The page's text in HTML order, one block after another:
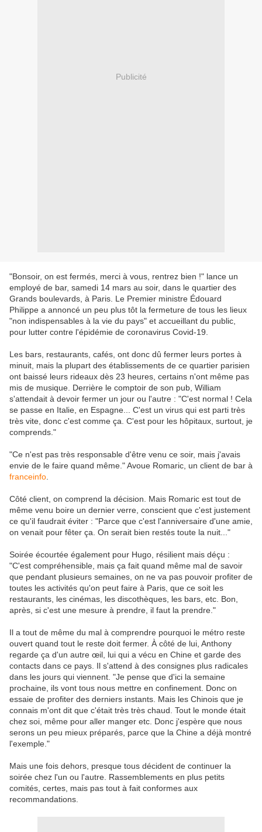
Publicité
"Bonsoir, on est fermés, merci à vous, rentrez bien !" lance un
employé de bar, samedi 14 mars au soir, dans le quartier des
Grands boulevards, à Paris. Le Premier ministre Édouard
Philippe a annoncé un peu plus tôt la fermeture de tous les lieux
"non indispensables à la vie du pays" et accueillant du public,
pour lutter contre l'épidémie de coronavirus Covid-19.
Les bars, restaurants, cafés, ont donc dû fermer leurs portes à
minuit, mais la plupart des établissements de ce quartier parisien
ont baissé leurs rideaux dès 23 heures, certains n'ont même pas
mis de musique. Derrière le comptoir de son pub, William
s'attendait à devoir fermer un jour ou l'autre : "C'est normal ! Cela
se passe en Italie, en Espagne... C'est un virus qui est parti très
très vite, donc c'est comme ça. C'est pour les hôpitaux, surtout, je
comprends."
"Ce n'est pas très responsable d'être venu ce soir, mais j'avais
envie de le faire quand même." Avoue Romaric, un client de bar à
franceinfo
Côté client, on comprend la décision. Mais Romaric est tout de
même venu boire un dernier verre, conscient que c'est justement
ce qu'il faudrait éviter : "Parce que c'est l'anniversaire d'une amie,
on venait pour fêter ça. On serait bien restés toute la nuit..."
Soirée écourtée également pour Hugo, résilient mais déçu :
"C'est compréhensible, mais ça fait quand même mal de savoir
que pendant plusieurs semaines, on ne va pas pouvoir profiter de
toutes les activités qu'on peut faire à Paris, que ce soit les
restaurants, les cinémas, les discothèques, les bars, etc. Bon,
après, si c'est une mesure à prendre, il faut la prendre. "
Il a tout de même du mal à comprendre pourquoi le métro reste
ouvert quand tout le reste doit fermer. À côté de lui, Anthony
regarde ça d'un autre œil, lui qui a vécu en Chine et garde des
contacts dans ce pays. Il s'attend à des consignes plus radicales
dans les jours qui viennent. "Je pense que d'ici la semaine
prochaine, ils vont tous nous mettre en confinement. Donc on
essaie de profiter des derniers instants. Mais les Chinois que je
connais m'ont dit que c'était très très chaud. Tout le monde était
chez soi, même pour aller manger etc. Donc j'espère que nous
serons un peu mieux préparés, parce que la Chine a déjà montré
l'exemple."
Mais une fois dehors, presque tous décident de continuer la
soirée chez l'un ou l'autre. Rassemblements en plus petits
comités, certes, mais pas tout à fait conformes aux
recommandations.